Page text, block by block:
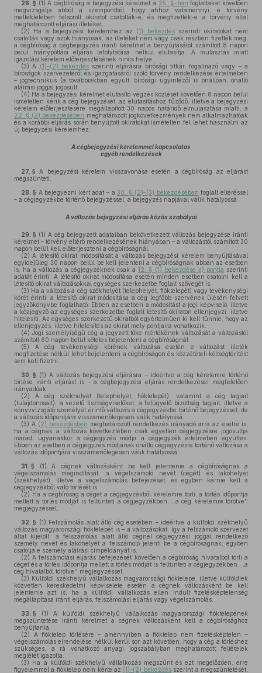
26. § (1) A cégbíróság a bejegyzési kérelmet a 25. §-ban foglaltakat követően
megvizsgálja abból a szempontból, hogy ahhoz valamennyi, e törvény
mellékletében felsorolt okiratot csatolták-e, és megfizették-e a törvény által
meghatározott eljárási illetéket.
(2) Ha a bejegyzési kérelemhez az (1) bekezdésszerinti okiratokat nem
csatolták vagy azok hiányosak, az illetéket nem vagy csak részben fizették meg,
a cégbíróság a cégbejegyzés iránti kérelmet a benyújtásától számított 8 napon
belül hiánypótlási eljárás lefolytatása nélkül elutasítja. A mulasztás miatt
igazolási kérelem előterjesztésének nincs helye.
(3) A (1)–(2) bekezdésszerinti eljárásra bírósági titkár, fogalmazó vagy – a
bíróságok szervezetéről és igazgatásáról szóló törvény rendelkezése értelmében
– jogtechnikus (a továbbiakban együtt: bírósági ügyintéző) is önállóan, önálló
aláírási joggal jogosult.
(4) Ha a bejegyzési kérelmet elutasító végzés közlését követően 8 napon belül
ismételten kérik a cég bejegyzését, az elutasításhoz fűződő, illetve a bejegyzési
kérelem előterjesztésére megállapított 30 napos határidő elmulasztása miatti, a
22. § (2) bekezdésében meghatározott jogkövetkezmények nem alkalmazhatóak
és a korábbi eljárás során benyújtott okiratokat ismételten fel lehet használni az
új bejegyzési kérelemhez.
A cégbejegyzési kérelemmel kapcsolatos
egyéb rendelkezések
27. § A bejegyzési kérelem visszavonása esetén a cégbíróság az eljárást
megszünteti.
28. § A bejegyezni kért adat – a30. § (2)–(3) bekezdésében foglalt eltéréssel
– a cégjegyzékbe történő bejegyzéssel, a bejegyzés napjával válik hatályossá.
A változás bejegyzési eljárás közös szabályai
29. § (1) A cég bejegyzett adataiban bekövetkezett változás bejegyzése iránti
kérelmet – törvény eltérő rendelkezésének hiányában – a változástól számított 30
napon belül kell előterjeszteni a cégbíróságnál.
(2) A létesítő okirat módosítását a változás bejegyzési kérelem benyújtásával
egyidejűleg 30 napon belül be kell jelenteni a cégbíróságnak abban az esetben
is, ha a változás a cégjegyzéknek csak a12. § (1) bekezdése e) pontja szerinti
adatát érinti. A létesítő okirat módosítása esetén minden esetben csatolni kell a
létesítő okirat változásokkal egységes szerkezetbe foglalt szövegét is.
(3) Ha a változás a cég székhelyét (telephelyét, fióktelepét) vagy tevékenységi
körét érinti, a létesítő okirat módosítása a cég legfőbb szervének ülésén felvett
jegyzőkönyvbe foglalható. Ebben az esetben a módosítást a jogi képviselő, illetve
a közjegyző az egységes szerkezetbe foglalt létesítő okiraton ellenjegyzi, illetve
hitelesíti. Az egységes szerkezetű okiratból egyértelműen ki kell tűnnie, hogy az
ellenjegyzés, illetve hitelesítés az okirat mely pontjaira vonatkozik.
(4) Jogi személyiségű cég a jegyzett tőke mértékének változását a változástól
számított 60 napon belül köteles bejelenteni a cégbíróságnál.
(5) A cég tevékenységi körének változása esetén e változást illeték
megfizetése nélkül lehet bejelenteni a cégbíróságon és közzétételi költségtérítést
sem kell fizetni.
30. § (1) A változás bejegyzési eljárásra – ideértve a cég kérelemre történő
törlése iránti eljárást is – a cégbejegyzési eljárás rendelkezései megfelelően
irányadóak.
(2) A cég székhelyét (telephelyét, fióktelepét), valamint a cég tagjait
(tulajdonosait), a vezető tisztségviselőket, a felügyelő bizottság tagjait, illetve a
könyvvizsgáló személyét érintő változás a cégjegyzékbe történő bejegyzéssel, de
a változás időpontjára visszamenőlegesen válik hatályossá.
(3) A (2) bekezdésben meghatározott rendelkezés irányadó arra az esetre is,
ha a cégnek a változás következtében csak egyetlen cégjegyzésre jogosultja
marad, ugyanakkor a cégjegyzés módja a cégjegyzék értelmében együttes.
Ebben az esetben a cégjegyzés módjának önálló cégjegyzésre történő változása a
változás időpontjára visszamenőlegesen válik hatályossá.
31. § (1) A cégnek változásként be kell jelentenie a cégbíróságnak a
végelszámolás megindítását, a végelszámoló nevét (cégét) és lakóhelyét
(székhelyét), illetve a végelszámolás befejezését, és egyben kérnie kell a
cégjegyzékből való törlését is.
(2) Ha a cégbíróság a céget a cégjegyzékből kérelemre törli, a törlés időpontja
mellett a törlés módját is feltünteti a cégjegyzékben, ,,a cég kérelemre törölve''
megjegyzéssel.
32. § (1) Felszámolás alatt álló cég esetében – ideértve a külföldi székhelyű
változás magyarországi fióktelepét is – a változásokat, így a felszámoló szervezet
által kijelölt, a felszámolás alatt álló cégnél cégjegyzési joggal rendelkező
személy nevét és lakóhelyét a felszámoló jelenti be a cégbíróságnak, egyben
csatolja e személy aláírási címpéldányát is.
(2) A felszámolási eljárás befejezését követően a cégbíróság hivatalból törli a
céget és a törlés időpontja mellett a törlés módját is feltünteti a cégjegyzékben, ,,a
cég hivatalból törölve'' megjegyzéssel.
(3) Külföldi székhelyű vállalkozás magyarországi fióktelepe, illetve külföldiek
közvetlen kereskedelmi képviselete esetén a cégnek változásként be kell
jelentenie azt is, ha a külföldi vállalkozás ellen indult fizetésképtelenség
megállapítása iránti eljárás, felszámolási eljárás vagy végelszámolás.
33. § (1) A külföldi székhelyű vállalkozás magyarországi fióktelepének
megszüntetése iránti kérelmet a cégnek változásként kell a cégbírósághoz
benyújtania.
(2) A fióktelep törlésére – amennyiben a fióktelep nem fizetésképtelen –
végelszámolás elrendelése nélkül kerül sor, azt követően, hogy a cég a törléshez
szükséges, a rá vonatkozó anyagi jogszabályban meghatározott feltételek
meglétét igazolta.
(3) Ha a külföldi székhelyű vállalkozás megszűnt és ezt megelőzően, erre
figyelemmel a fióktelep nem kérte az (1)–(2) bekezdésszerint a megszüntetését,